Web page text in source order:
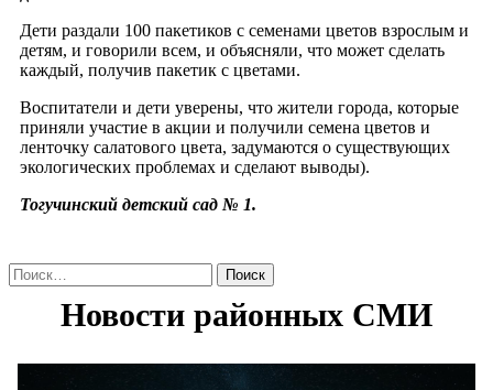
Дети раздали 100 пакетиков с семенами цветов взрослым и
детям, и говорили всем, и объясняли, что может сделать
каждый, получив пакетик с цветами.
Воспитатели и дети уверены, что жители города, которые
приняли участие в акции и получили семена цветов и
ленточку салатового цвета, задумаются о существующих
экологических проблемах и сделают выводы).
Тогучинский детский сад № 1.
Найти: